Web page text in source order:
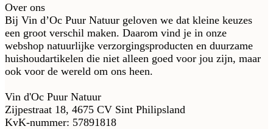
Over ons
Bij Vin d’Oc Puur Natuur geloven we dat kleine keuzes
een groot verschil maken. Daarom vind je in onze
webshop natuurlijke verzorgingsproducten en duurzame
huishoudartikelen die niet alleen goed voor jou zijn, maar
ook voor de wereld om ons heen.
Vin d'Oc Puur Natuur
Zijpestraat 18, 4675 CV Sint Philipsland
KvK-nummer: 57891818